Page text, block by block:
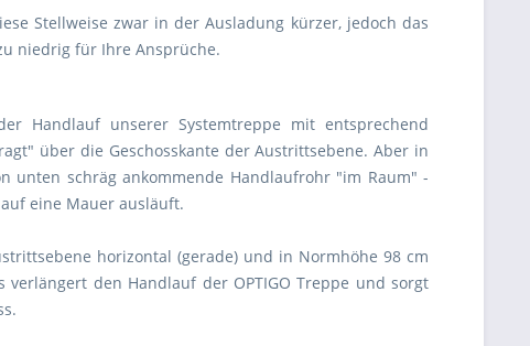
Stellweise zwar in der Ausladung kürzer, jedoch das
niedrig für Ihre Ansprüche.
Handlauf unserer Systemtreppe mit entsprechend
über die Geschosskante der Austrittsebene. Aber in
unten schräg ankommende Handlaufrohr "im Raum" -
eine Mauer ausläuft.
horizontal (gerade) und in Normhöhe 98 cm
verlängert den Handlauf der OPTIGO Treppe und sorgt